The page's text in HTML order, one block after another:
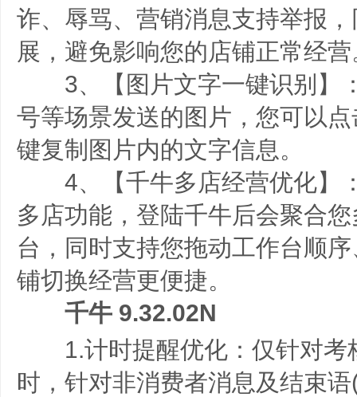
诈、辱骂、营销消息支持举报
展，避免影响您的店铺正常经营
3、【图片文字一键识别】
号等场景发送的图片，您可以
键复制图片内的文字信息。
4、【千牛多店经营优化】
多店功能，登陆千牛后会聚合
台，同时支持您拖动工作台顺
铺切换经营更便捷。
千牛 9.32.02N
1.计时提醒优化：仅针对考
时，针对非消费者消息及结束